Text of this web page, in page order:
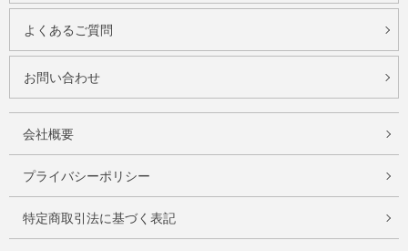
よくあるご質問
お問い合わせ
会社概要
プライバシーポリシー
特定商取引法に基づく表記